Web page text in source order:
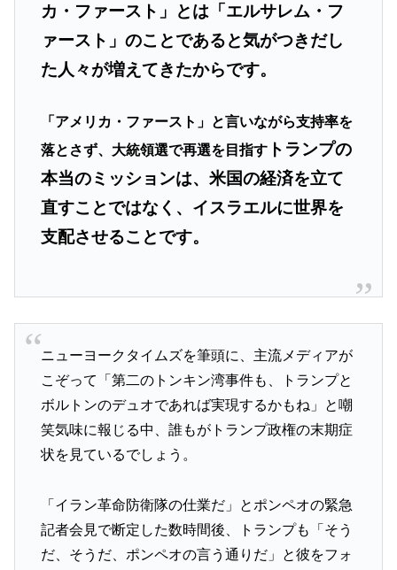
カ・ファースト」とは「エルサレム・フ
ァースト」のことであると気がつきだし
た人々が増えてきたからです。
「アメリカ・ファースト」と言いながら支持率を
落とさず、大統領選で再選を目指すトランプの
本当のミッションは、米国の経済を立て
直すことではなく、イスラエルに世界を
支配させることです。
ニューヨークタイムズを筆頭に、主流メディアが
こぞって「第二のトンキン湾事件も、トランプと
ボルトンのデュオであれば実現するかもね」と嘲
笑気味に報じる中、誰もがトランプ政権の末期症
状を見ているでしょう。
「イラン革命防衛隊の仕業だ」とポンペオの緊急
記者会見で断定した数時間後、トランプも「そう
だ、そうだ、ポンペオの言う通りだ」と彼をフォ